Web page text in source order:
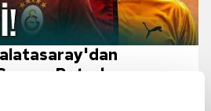
Batrakov